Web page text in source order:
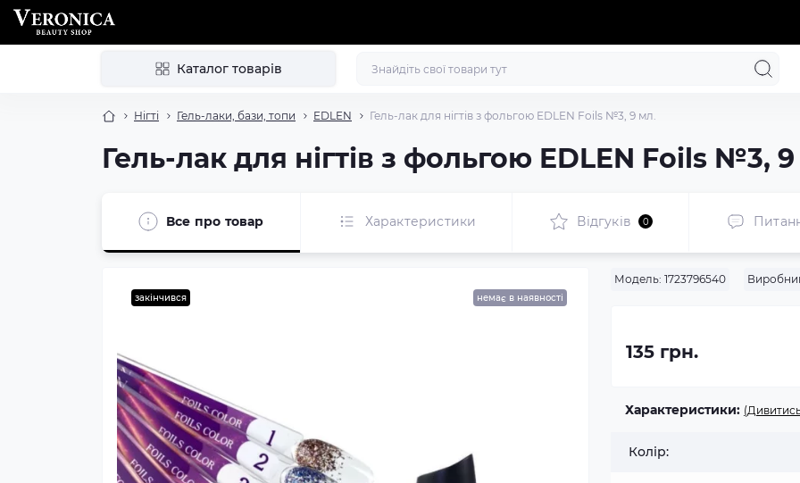
Каталог товарів
Нігті Гель-лаки, бази, топи EDLEN Гель-лак для нігтів з фольгою EDLEN Foils №3, 9 мл.
Гель-лак для нігтів з фольгою EDLEN Foils №3,
Все про товар Характеристики Відгуків 0
закінчився немає в наявності
Модель: 1723796540
135 грн.
Характеристики:
Колір: